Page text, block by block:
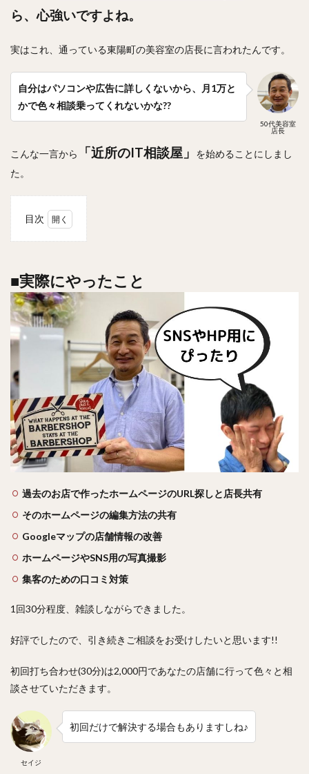
ら、心強いですよね。
実はこれ、通っている東陽町の美容室の店長に言われたんです。
50代美容室
店長
自分はパソコンや広告に詳しくないから、月1万と
かで色々相談乗ってくれないかな??
こんな一言から 「近所のIT相談屋」
を始めることにしまし
た。
目次
やっ
たこ
と
2
■ご
るお
店
3
■無
料で
お受
きな
と
■実際にやったこと
過去のお店で作ったホームページのURL探しと店長共有
そのホームページの編集方法の共有
Googleマップの店舗情報の改善
ホームページやSNS用の写真撮影
集客のための口コミ対策
1回30分程度、雑談しながらできました。
好評でしたので、引き続きご相談をお受けしたいと思います!!
初回打ち合わせ(30分)は2,000円であなたの店舗に行って色々と相
談させていただきます。
セイジ
初回だけで解決する場合もありますしね♪